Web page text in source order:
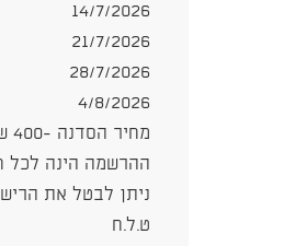
14/7/2026
21/7/2026
28/7/2026
4/8/2026
מחיר הסדנה -400 ש"ח לחמשת המפגשים.
ההרשמה הינה לכל
ניתן לבטל את הרישום עד
ט.ל.ח